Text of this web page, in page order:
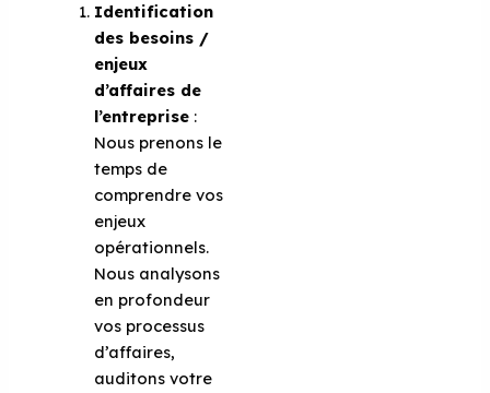
Identification
des besoins /
enjeux
d’affaires de
l’entreprise :
Nous prenons le
temps de
comprendre vos
enjeux
opérationnels.
Nous analysons
en profondeur
vos processus
d’affaires,
auditons votre